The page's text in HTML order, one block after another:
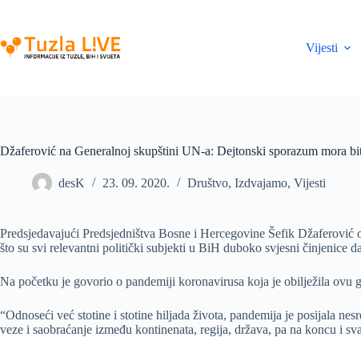
content
Vijesti
Džaferović na Generalnoj skupštini UN-a: Dejtonski sporazum mora
desK 23. 09. 2020. Društvo, Izdvajamo, Vijesti
Predsjedavajući Predsjedništva Bosne i Hercegovine Šefik
što su svi relevantni politički subjekti u BiH duboko svjesni činjenice
Na početku je govorio o pandemiji koronavirusa koja je obilježila
“Odnoseći već stotine i stotine hiljada života, pandemija je posijala
veze i saobraćanje između kontinenata, regija, država, pa na koncu i